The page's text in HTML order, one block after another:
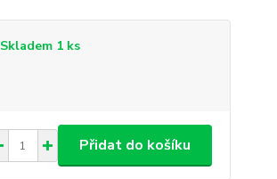
Skladem 1 ks
Přidat do košíku